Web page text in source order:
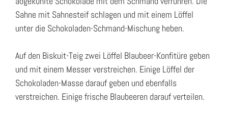
Sahne mit Sahnesteif schlagen und mit einem Löffel
unter die Schokoladen-Schmand-Mischung heben.
Auf den Biskuit-Teig zwei Löffel Blaubeer-Konfitüre geben
und mit einem Messer verstreichen. Einige Löffel der
Schokoladen-Masse darauf geben und ebenfalls
verstreichen. Einige frische Blaubeeren darauf verteilen.